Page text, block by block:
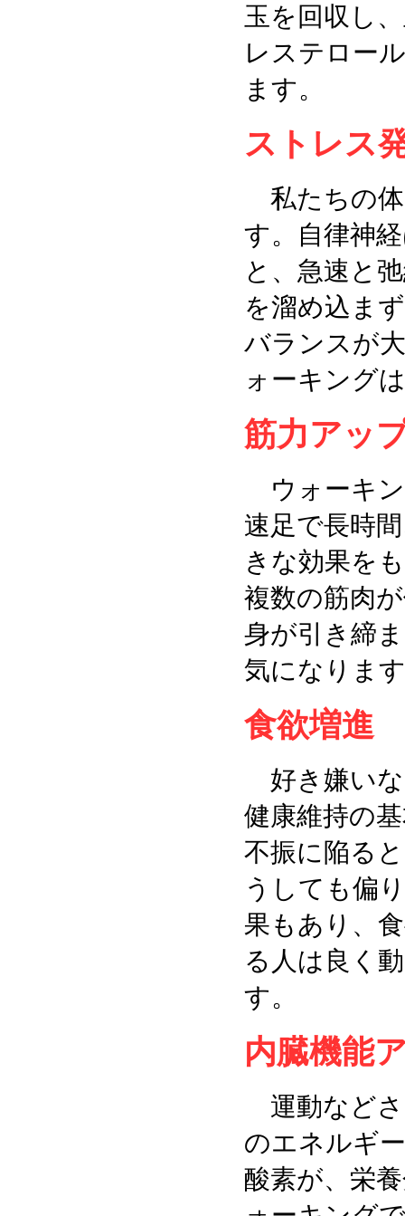
玉を回収し
レステロー
ます。
ストレス
私たちの体
す。自律神
と、急速と
を溜め込ま
バランスが
ォーキング
筋力アッ
ウォーキン
速足で長時
きな効果を
複数の筋肉
身が引き締
気になりま
食欲増進
好き嫌いな
健康維持の
不振に陥る
うしても偏
果もあり、
る人は良く
す。
内臓機能
運動などさ
のエネルギ
酸素が、栄